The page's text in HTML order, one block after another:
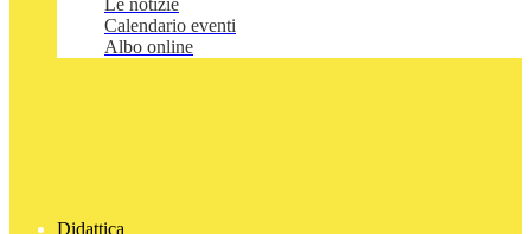
Le notizie
Calendario eventi
Albo online
Didattica